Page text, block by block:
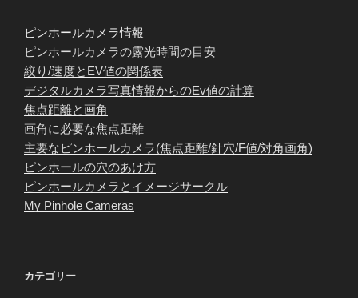
ピンホールカメラ情報
ピンホールカメラの露光時間の目安
絞り/速度とEV値の関係表
デジタルカメラ写真情報からのEv値の計算
焦点距離と画角
画角に必要な焦点距離
主要なピンホールカメラ(焦点距離/針穴/F値/対角画角)
ピンホールの穴のあけ方
ピンホールカメラとイメージサークル
My Pinhole Cameras
カテゴリー